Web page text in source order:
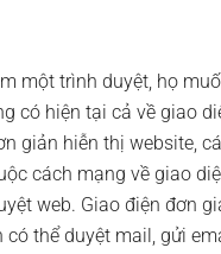
một trình duyệt, họ
có hiện tại cả về giao
giản hiễn thị website,
cách mạng về giao
web. Giao điện đơn
thể duyệt mail, gửi